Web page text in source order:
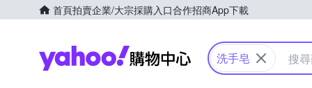
首頁拍賣企業/大宗採購入口合作招商App下載
Yahoo購物中心
洗手皂